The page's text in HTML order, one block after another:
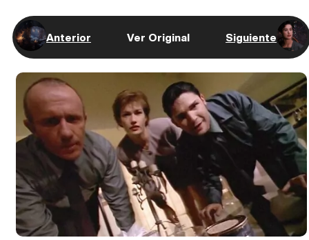
Anterior Ver Original Siguiente